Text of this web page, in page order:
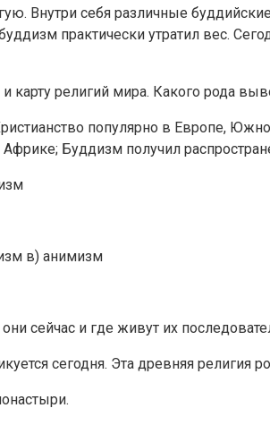
Внутри себя различные
практически утратил вес.
карту религий мира. Какого рода
популярно в Европе,
Буддизм получил
в) анимизм
сейчас и где живут их
сегодня. Эта древняя